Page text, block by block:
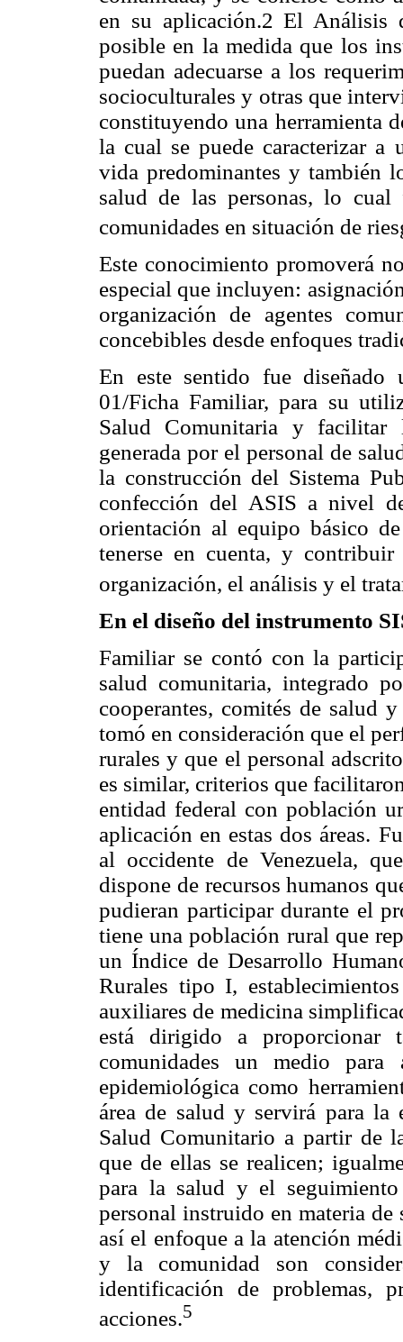
en su aplicación.2 El Análisis
posible en la medida que los
puedan adecuarse a los
socioculturales y otras que
constituyendo una herramienta
la cual se puede caracterizar a
vida predominantes y también
salud de las personas, lo
comunidades en situación de
Este conocimiento promoverá
especial que incluyen:
organización de agentes
concebibles desde enfoques
En este sentido fue diseñado
01/Ficha Familiar, para su
Salud Comunitaria y facilitar
generada por el personal de
la construcción del Sistema
confección del ASIS a nivel
orientación al equipo básico
tenerse en cuenta, y
organización, el análisis y el
En el diseño del instrumento
Familiar se contó con la
salud comunitaria, integrado
cooperantes, comités de salud
tomó en consideración que el
rurales y que el personal
es similar, criterios que
entidad federal con población
aplicación en estas dos áreas.
al occidente de Venezuela,
dispone de recursos humanos
pudieran participar durante el
tiene una población rural que
un Índice de Desarrollo
Rurales tipo I,
auxiliares de medicina
está dirigido a
comunidades un medio para
epidemiológica como
área de salud y servirá para
Salud Comunitario a partir de
que de ellas se realicen;
para la salud y el
personal instruido en materia
así el enfoque a la atención
y la comunidad son
identificación de problemas,
acciones.5